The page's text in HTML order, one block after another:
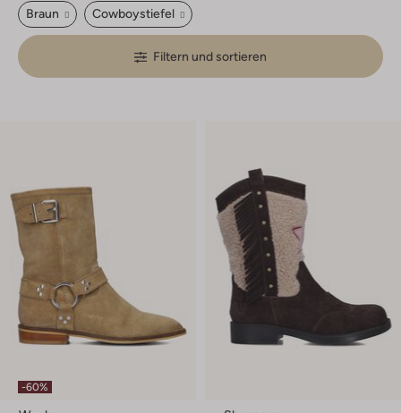
Braun Cowboystiefel
Filtern und sortieren
-60%